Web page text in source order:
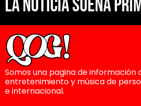
La noticia suena
Somos una pagina de información
entretenimiento y música de
e internacional.